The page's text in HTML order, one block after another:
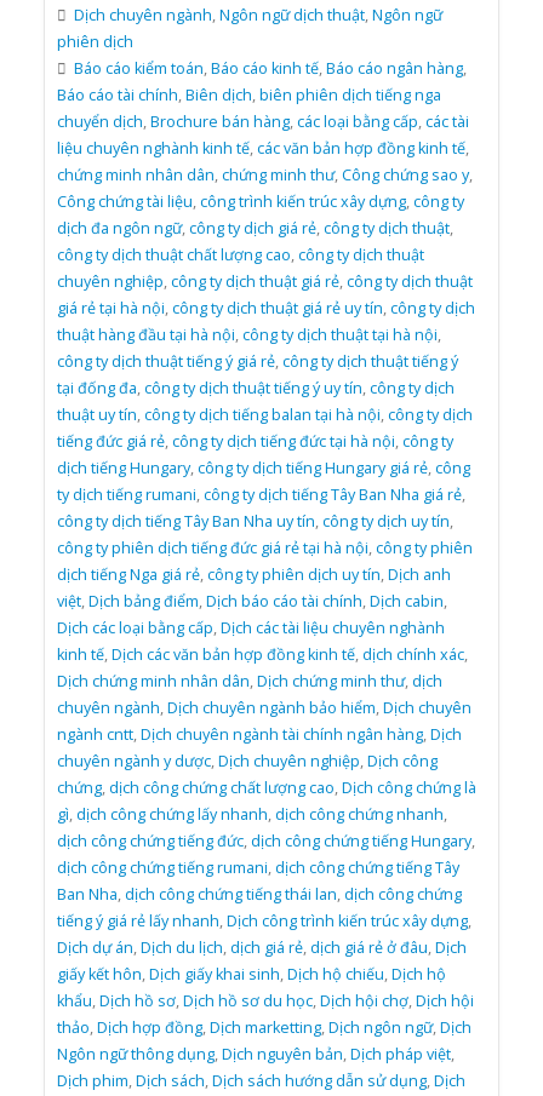
Dịch chuyên ngành,Ngôn ngữ dịch thuật,Ngôn ngữ
phiên dịch
Báo cáo kiểm toán,Báo cáo kinh tế,Báo cáo ngân hàng,
Báo cáo tài chính,Biên dịch,biên phiên dịch tiếng nga
chuyển dịch,Brochure bán hàng,các loại bằng cấp,các tài
liệu chuyên nghành kinh tế,các văn bản hợp đồng kinh tế,
chứng minh nhân dân,chứng minh thư,Công chứng sao y,
Công chứng tài liệu,công trình kiến trúc xây dựng,công ty
dịch đa ngôn ngữ,công ty dịch giá rẻ,công ty dịch thuật,
công ty dịch thuật chất lượng cao,công ty dịch thuật
chuyên nghiệp,công ty dịch thuật giá rẻ,công ty dịch thuật
giá rẻ tại hà nội,công ty dịch thuật giá rẻ uy tín,công ty dịch
thuật hàng đầu tại hà nội,công ty dịch thuật tại hà nội,
công ty dịch thuật tiếng ý giá rẻ,công ty dịch thuật tiếng ý
tại đống đa,công ty dịch thuật tiếng ý uy tín,công ty dịch
thuật uy tín,công ty dịch tiếng balan tại hà nội,công ty dịch
tiếng đức giá rẻ,công ty dịch tiếng đức tại hà nội,công ty
dịch tiếng Hungary,công ty dịch tiếng Hungary giá rẻ,công
ty dịch tiếng rumani,công ty dịch tiếng Tây Ban Nha giá rẻ,
công ty dịch tiếng Tây Ban Nha uy tín,công ty dịch uy tín,
công ty phiên dịch tiếng đức giá rẻ tại hà nội,công ty phiên
dịch tiếng Nga giá rẻ,công ty phiên dịch uy tín,Dịch anh
việt,Dịch bảng điểm,Dịch báo cáo tài chính,Dịch cabin,
Dịch các loại bằng cấp,Dịch các tài liệu chuyên nghành
kinh tế,Dịch các văn bản hợp đồng kinh tế,dịch chính xác,
Dịch chứng minh nhân dân,Dịch chứng minh thư,dịch
chuyên ngành,Dịch chuyên ngành bảo hiểm,Dịch chuyên
ngành cntt,Dịch chuyên ngành tài chính ngân hàng,Dịch
chuyên ngành y dược,Dịch chuyên nghiệp,Dịch công
chứng,dịch công chứng chất lượng cao,Dịch công chứng là
gì,dịch công chứng lấy nhanh,dịch công chứng nhanh,
dịch công chứng tiếng đức,dịch công chứng tiếng Hungary,
dịch công chứng tiếng rumani,dịch công chứng tiếng Tây
Ban Nha,dịch công chứng tiếng thái lan,dịch công chứng
tiếng ý giá rẻ lấy nhanh,Dịch công trình kiến trúc xây dựng,
Dịch dự án,Dịch du lịch,dịch giá rẻ,dịch giá rẻ ở đâu,Dịch
giấy kết hôn,Dịch giấy khai sinh,Dịch hộ chiếu,Dịch hộ
khẩu,Dịch hồ sơ,Dịch hồ sơ du học,Dịch hội chợ,Dịch hội
thảo,Dịch hợp đồng,Dịch marketting,Dịch ngôn ngữ,Dịch
Ngôn ngữ thông dụng,Dịch nguyên bản,Dịch pháp việt,
Dịch phim,Dịch sách,Dịch sách hướng dẫn sử dụng,Dịch